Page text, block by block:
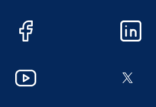
Facebook LinkedIn
YouTube X